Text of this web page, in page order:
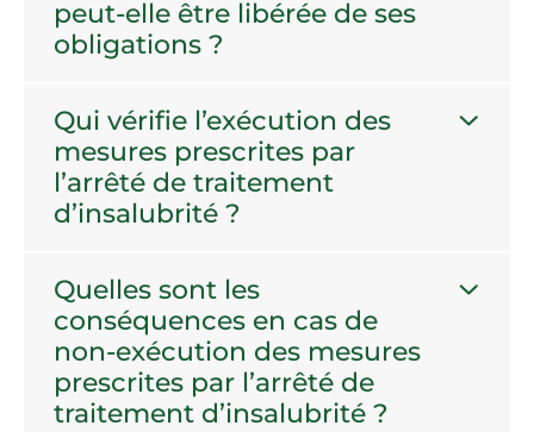
peut-elle être libérée de ses
obligations ?
Qui vérifie l’exécution des
mesures prescrites par
l’arrêté de traitement
d’insalubrité ?
Quelles sont les
conséquences en cas de
non-exécution des mesures
prescrites par l’arrêté de
traitement d’insalubrité ?